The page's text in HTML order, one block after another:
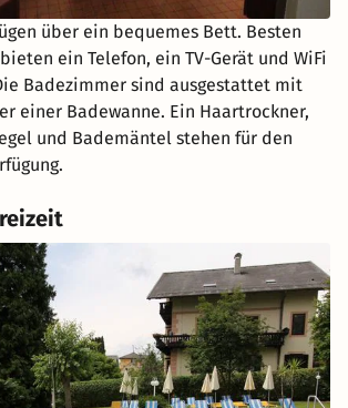
über ein bequemes Bett. Besten
ein Telefon, ein TV-Gerät und WiFi
Badezimmer sind ausgestattet mit
einer Badewanne. Ein Haartrockner,
und Bademäntel stehen für den